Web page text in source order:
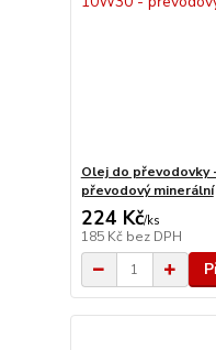
Olej do převodovky
převodový minerální
224 Kč/ks
185 Kč bez DPH